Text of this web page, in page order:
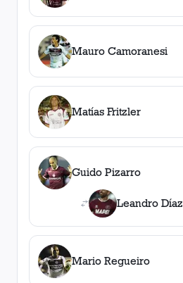
Mauro Camoranesi
Matías Fritzler
Guido Pizarro
Leandro Díaz
Mario Regueiro